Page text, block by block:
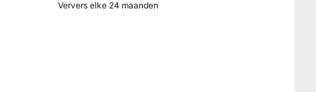
Ververs elke 24 maanden